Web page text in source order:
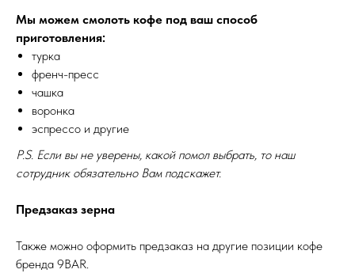
Мы можем смолоть кофе под ваш способ
приготовления:
турка
френч-пресс
чашка
воронка
эспрессо и другие
P.S. Если вы не уверены, какой помол выбрать, то наш
сотрудник обязательно Вам подскажет.
Предзаказ зерна
Также можно оформить предзаказ на другие позиции кофе
бренда 9BAR.